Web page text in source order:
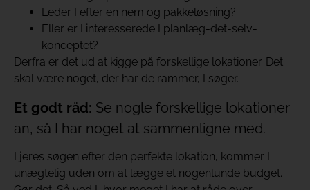
Leder I efter en nem og pakkeløsning?
Eller er I interesserede I planlæg-det-selv-
konceptet?
Derfra er det ud at kigge på forskellige lokationer. Det
skal være noget, der har de rammer, I søger.
Et godt råd: Se nogle forskellige lokationer
an, så I har noget at sammenligne med.
I jeres søgen efter den perfekte lokation, kommer I
unægtelig uden om at lægge et nogenlunde budget.